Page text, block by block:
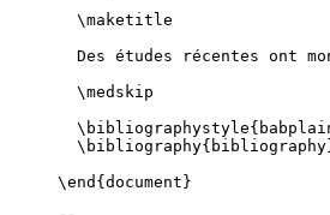
\maketitle
Des études récentes ont
\medskip
\bibliographystyle
\bibliography
\end { document }